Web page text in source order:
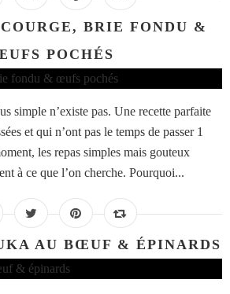
BRIE FONDU &
POCHÉS
simple n’existe pas. Une recette parfaite
et qui n’ont pas le temps de passer 1
les repas simples mais gouteux
à ce que l’on cherche. Pourquoi...
AU BŒUF & ÉPINARDS